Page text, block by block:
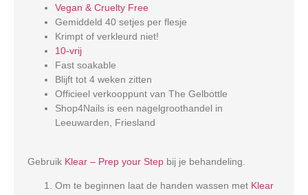
Vegan & Cruelty Free
Gemiddeld 40 setjes per flesje
Krimpt of verkleurd niet!
10-vrij
Fast soakable
Blijft tot 4 weken zitten
Officieel verkooppunt van The Gelbottle
Shop4Nails is een nagelgroothandel in
Leeuwarden, Friesland
Gebruik Klear – Prep your Step bij je behandeling.
Om te beginnen laat de handen wassen met Klear